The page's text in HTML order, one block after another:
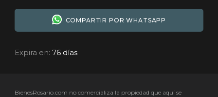
COMPARTIR POR WHATSAPP
Expira en: 76 días
BienesRosario.com no comercializa la propiedad que aquí se